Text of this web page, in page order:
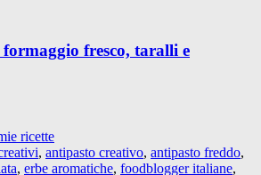
formaggio fresco, taralli e
ricette
, antipasto creativo, antipasto freddo,
, erbe aromatiche, foodblogger italiane,